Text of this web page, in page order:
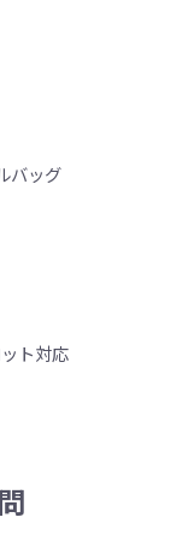
バッグ
ト対応